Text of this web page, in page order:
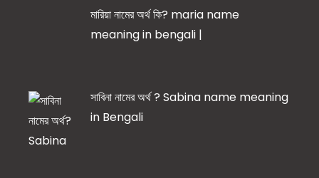
মারিয়া নামের অর্থ কি? maria name
meaning in bengali |
সাবিনা নামের অর্থ ? Sabina name meaning
in Bengali